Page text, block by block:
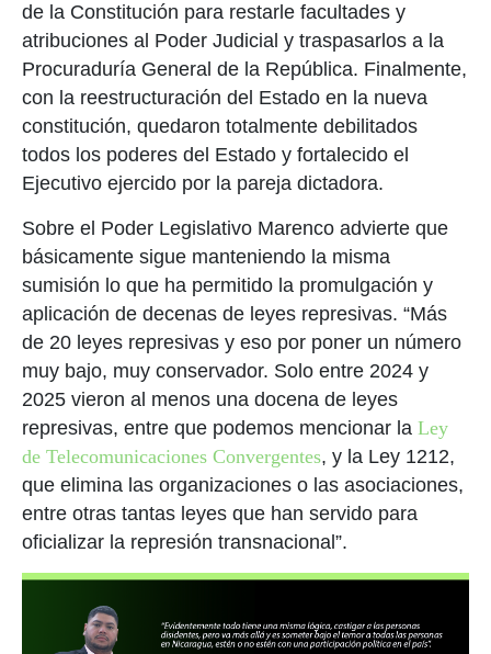
de la Constitución para restarle facultades y
atribuciones al Poder Judicial y traspasarlos a la
Procuraduría General de la República. Finalmente,
con la reestructuración del Estado en la nueva
constitución, quedaron totalmente debilitados
todos los poderes del Estado y fortalecido el
Ejecutivo ejercido por la pareja dictadora.
Sobre el Poder Legislativo Marenco advierte que
básicamente sigue manteniendo la misma
sumisión lo que ha permitido la promulgación y
aplicación de decenas de leyes represivas. “Más
de 20 leyes represivas y eso por poner un número
muy bajo, muy conservador. Solo entre 2024 y
2025 vieron al menos una docena de leyes
represivas, entre que podemos mencionar la Ley
de Telecomunicaciones Convergentes, y la Ley 1212,
que elimina las organizaciones o las asociaciones,
entre otras tantas leyes que han servido para
oficializar la represión transnacional”.